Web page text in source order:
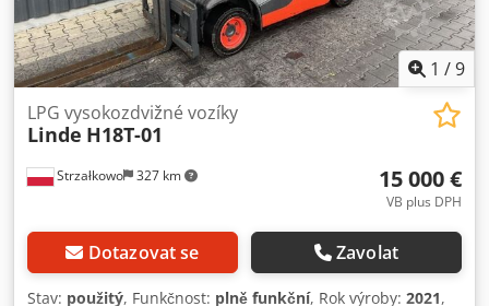
1 /9
Strzałkowo 327 km
LPG vysokozdvižné vozíky
Linde H18T-01
15 000 €
VB plus DPH
Dotazovat se Zavolat
Stav: použitý, Funkčnost: plně funkční, Rok výroby: 2021,